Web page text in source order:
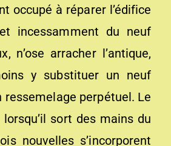
occupé à réparer l’édifice
incessamment du neuf
n’ose arracher l’antique,
y substituer un neuf
ressemelage perpétuel. Le
sort des mains du
nouvelles s’incorporent